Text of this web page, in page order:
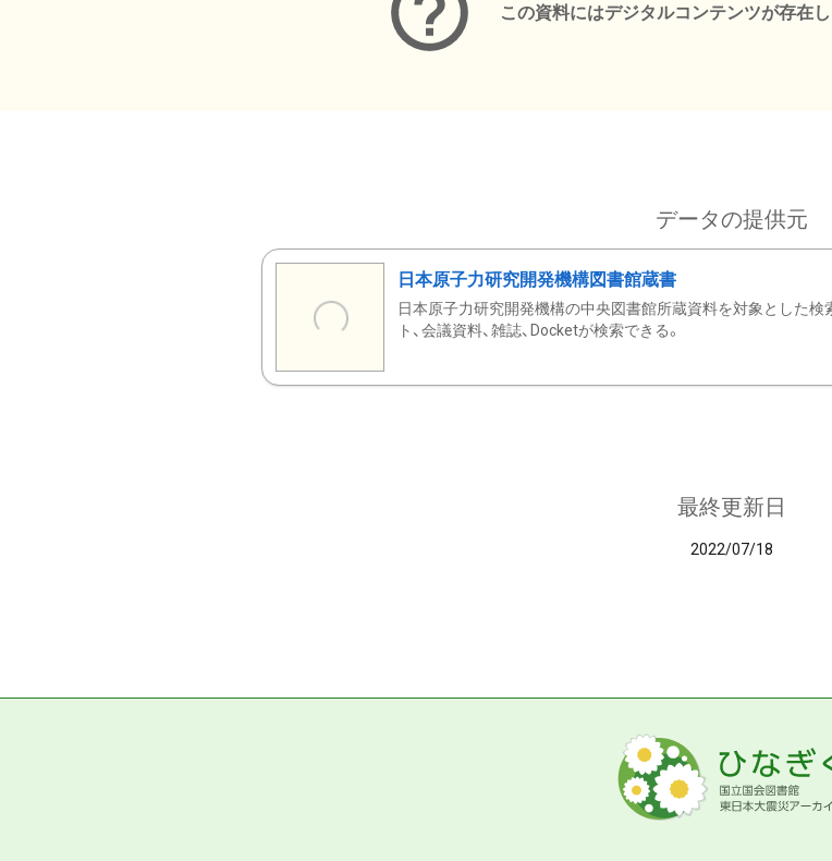
この資料にはデジタルコンテンツが存在し
データの提供元
日本原子力研究開発機構図書館蔵書
日本原子力研究開発機構の中央図書館所蔵資料を対象とした検
ト、会議資料、雑誌、Docketが検索できる。
最終更新日
2022/07/18